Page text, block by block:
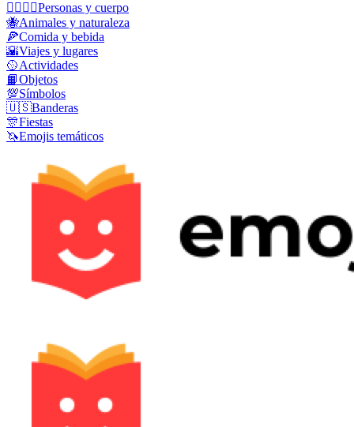
👩‍❤️‍💋‍👨Personas y cuerpo
🐝Animales y naturaleza
🍕Comida y bebida
🌇Viajes y lugares
🥎Actividades
📙Objetos
💯Símbolos
🇺🇸Banderas
🎊Fiestas
🦄Emojis temáticos